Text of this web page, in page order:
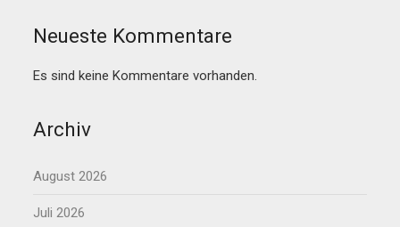
Neueste Kommentare
Es sind keine Kommentare vorhanden.
Archiv
August 2026
Juli 2026